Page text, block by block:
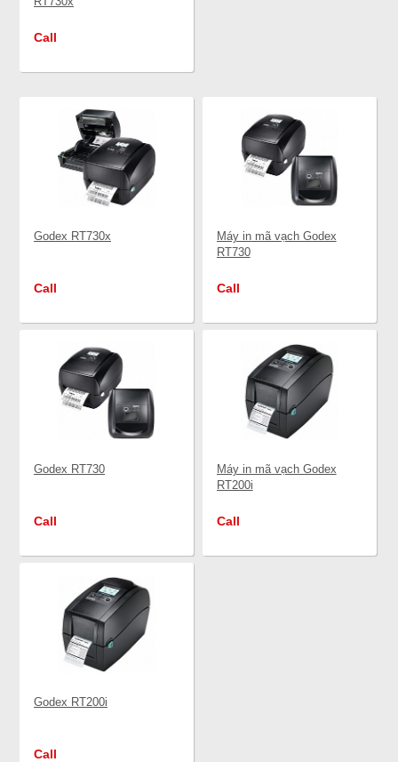
Call
Godex RT730x
Call
Máy in mã vạch Godex
RT730
Call
Godex RT730
Call
Máy in mã vạch Godex
RT200i
Call
Godex RT200i
Call